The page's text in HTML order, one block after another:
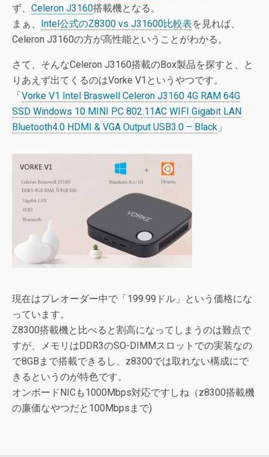
ず、 Celeron J3160搭載機となる。
まぁ、 Intel公式のZ8300 vs J31600比較表を見れば、
Celeron J3160の方が高性能ということがわかる。
さて、そんなCeleron J3160搭載のBox製品を探すと、と
りあえず出てくるのはVorke V1というやつです。
「Vorke V1 Intel Braswell Celeron J3160 4G RAM 64G
SSD Windows 10 MINI PC 802.11AC WIFI Gigabit LAN
Bluetooth4.0 HDMI & VGA Output USB3.0 – Black 」
現在はプレオーダー中で「199.99ドル」という価格にな
っています。
Z8300搭載機と比べると割高になってしまうのは難点で
すが、メモリはDDR3のSO-DIMMスロットでの実装なの
で8GBまで搭載できるし、z8300では取れない構成にで
きるというのが特色です。
オンボードNICも1000Mbps対応ですしね（z8300搭載機
の廉価なやつだと100Mbpsまで)